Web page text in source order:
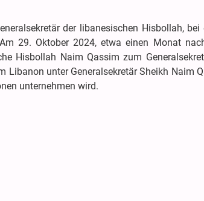
der libanesischen Hisbollah, bei
29. Oktober 2024, etwa einen Monat
Hisbollah Naim Qassim zum
Libanon unter Generalsekretär Sheikh Naim
unternehmen wird.